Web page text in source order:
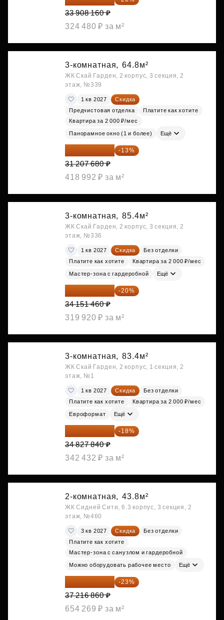
33 908 160 ₽
324 480 ₽ за м²
3-комнатная, 64.8м²
ЖК Скай Гарден, 2 корпус, 3 секция, 2
этаж, №339
1 кв 2027
Скидка
Предчистовая отделка
Платите как хотите
Квартира за 2 000 ₽/мес
Панорамное окно (1 и более) Ещё
27 150 682 ₽ -13%
31 207 680 ₽
418 992 ₽ за м²
3-комнатная, 85.4м²
ЖК Скай Гарден, 2 корпус, 3 секция, 2
этаж, №336
1 кв 2027 Скидка
Без отделки
Платите как хотите
Квартира за 2 000 ₽/мес
Мастер-зона с гардеробной Ещё
27 321 168 ₽ -20%
34 151 460 ₽
319 920 ₽ за м²
3-комнатная, 83.4м²
ЖК Скай Гарден, 2 корпус, 1 секция, 2
этаж, №1
1 кв 2027 Скидка
Без отделки
Платите как хотите
Квартира за 2 000 ₽/мес
Евроформат Ещё
28 558 829 ₽ -18%
34 827 840 ₽
342 432 ₽ за м²
2-комнатная, 43.8м²
ЖК Сидней Сити, 6.3 корпус, 3 секция, 2
этаж, №460
3 кв 2027 Скидка
Без отделки
Платите как хотите
Мастер-зона с санузлом и гардеробной
Можно оборудовать рабочее место Ещё
28 656 982 ₽ -23%
37 216 860 ₽
654 269 ₽ за м²